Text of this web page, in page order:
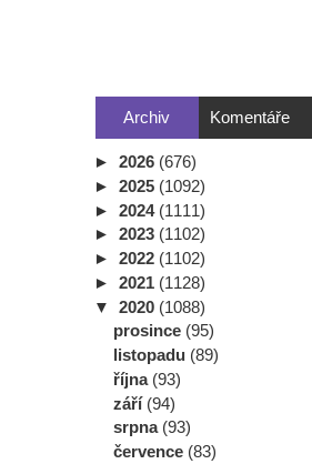
Archiv Komentáře
► 2026 (676)
► 2025 (1092)
► 2024 (1111)
► 2023 (1102)
► 2022 (1102)
► 2021 (1128)
▼ 2020 (1088)
prosince (95)
listopadu (89)
října (93)
září (94)
srpna (93)
července (83)